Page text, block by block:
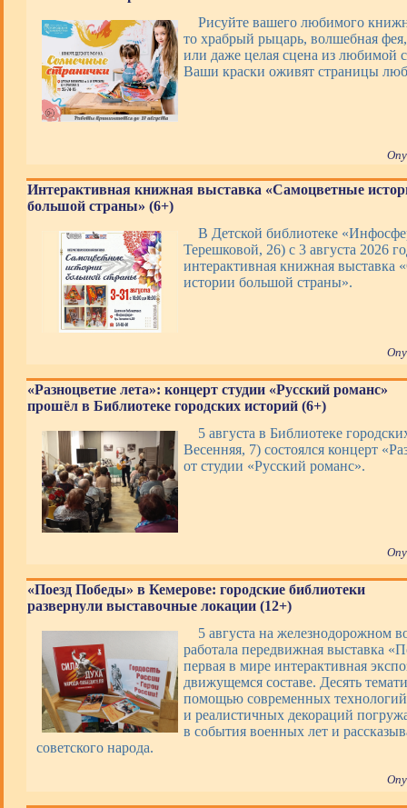
Рисуйте вашего любимого
то храбрый рыцарь, волшебная
или даже целая сцена из любимой
Ваши краски оживят страницы
Интерактивная книжная выставка «Самоцветные
большой страны» (6+)
В Детской библиотеке
Терешковой, 26) с 3 августа 2026
интерактивная книжная выставка
истории большой страны».
«Разноцветие лета»: концерт студии «Русский романс»
прошёл в Библиотеке городских историй (6+)
5 августа в Библиотеке
Весенняя, 7) состоялся концерт
от студии «Русский романс».
«Поезд Победы» в Кемерове: городские библиотеки
развернули выставочные локации (12+)
5 августа на железнодорожном
работала передвижная выставка
первая в мире интерактивная
движущемся составе. Десять
помощью современных
и реалистичных декораций
в события военных лет и
советского народа.